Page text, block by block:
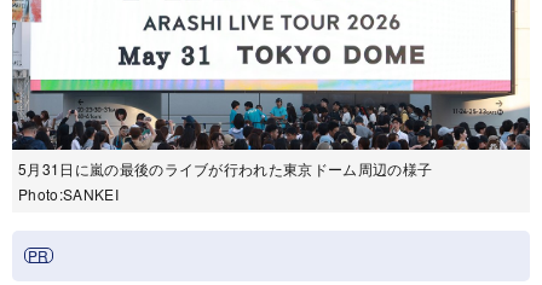
5月31日に嵐の最後のライブが行われた東京ドーム周辺の様子
Photo:SANKEI